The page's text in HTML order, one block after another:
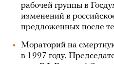
рабочей группы в
изменений в
предложенных после
Мораторий на
в 1997 году.